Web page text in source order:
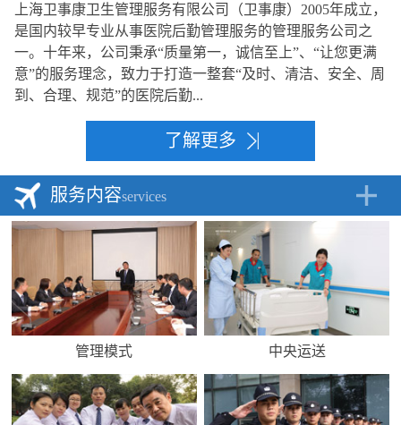
上海卫事康卫生管理服务有限公司（卫事康）2005年成立，
是国内较早专业从事医院后勤管理服务的管理服务公司之
一。十年来，公司秉承“质量第一，诚信至上”、“让您更满
意”的服务理念，致力于打造一整套“及时、清洁、安全、周
到、合理、规范”的医院后勤...
了解更多
服务内容services
管理模式 中央运送